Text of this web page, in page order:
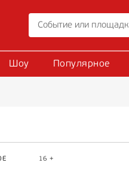
Шоу Популярное
16 +